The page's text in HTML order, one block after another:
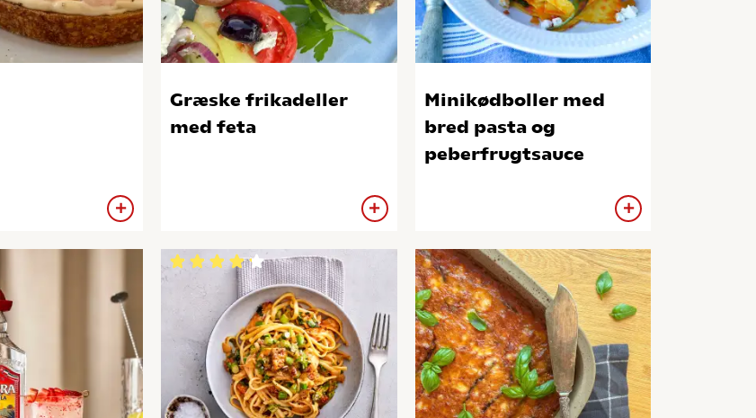
Græske frikadeller
med feta
Minikødboller med
bred pasta og
peberfrugtsauce